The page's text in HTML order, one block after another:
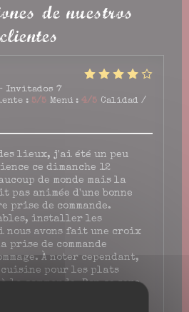
de nuestros
clientes
Invitados 7
: 5/5 Menú: 4/5 Calidad /
lieux, j'ai été un peu
ce dimanche 12
de monde mais la
pas animée d'une bonne
prise de commande.
installer les
nous avons fait une croix
prise de commande
À noter cependant,
pour les plats
commande. Bon ce sera
fois.